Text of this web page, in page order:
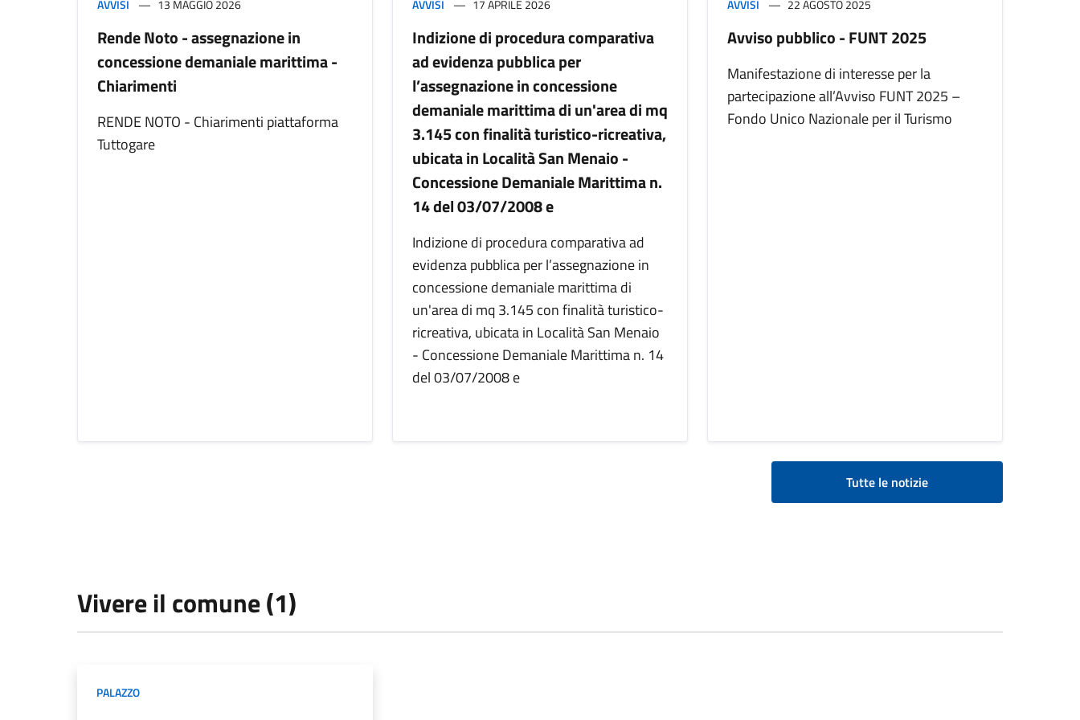
AVVISI 13 MAGGIO 2026
Rende Noto - assegnazione in
concessione demaniale marittima -
Chiarimenti
RENDE NOTO - Chiarimenti piattaforma
Tuttogare
AVVISI 17 APRILE 2026
Indizione di procedura comparativa
ad evidenza pubblica per
l’assegnazione in concessione
demaniale marittima di un'area di mq
3.145 con finalità turistico-ricreativa,
ubicata in Località San Menaio -
Concessione Demaniale Marittima n.
14 del 03/07/2008 e
Indizione di procedura comparativa ad
evidenza pubblica per l’assegnazione in
concessione demaniale marittima di
un'area di mq 3.145 con finalità turistico-
ricreativa, ubicata in Località San Menaio
- Concessione Demaniale Marittima n. 14
del 03/07/2008 e
AVVISI 22 AGOSTO 2025
Avviso pubblico - FUNT 2025
Manifestazione di interesse per la
partecipazione all’Avviso FUNT 2025 –
Fondo Unico Nazionale per il Turismo
Tutte le notizie
Vivere il comune (1)
PALAZZO